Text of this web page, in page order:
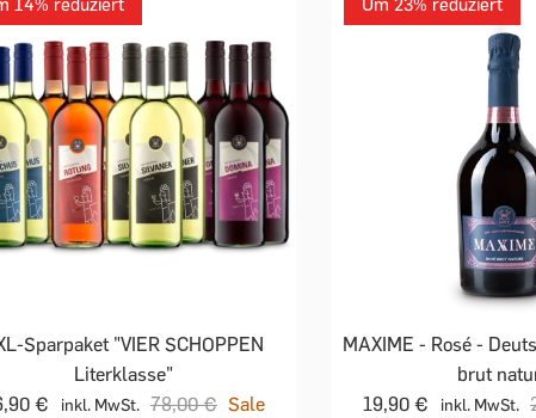
14% reduziert
Sparpaket "VIER SCHOPPEN
Literklasse"
€
inkl. MwSt. 78,00 € Sale
Um 23% reduziert
MAXIME - Rosé -
brut
19,90 €
inkl. MwSt.